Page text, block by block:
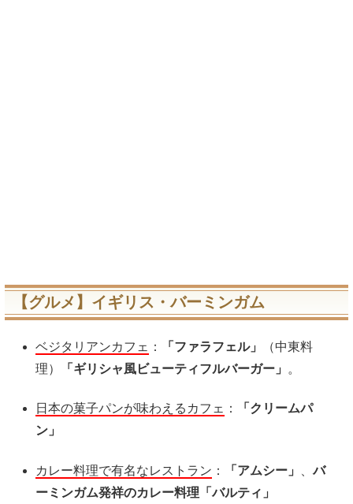
【グルメ】イギリス・バーミンガム
ベジタリアンカフェ ： 「ファラフェル」
（中東料
理）
「ギリシャ風ビューティフルバーガー」 。
日本の菓子パンが味わえるカフェ ：
「クリームパ
ン」
カレー料理で有名なレストラン ： 「アムシー」 、バ
ーミンガム発祥のカレー料理「バルティ」